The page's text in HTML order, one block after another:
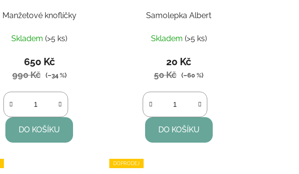
Manžetové knoflíčky
Skladem(>5 ks)
650 Kč
990 Kč (–34 %)
DO KOŠÍKU
Samolepka Albert
Skladem (>5 ks)
20 Kč
50 Kč (–60 %)
DO KOŠÍKU
DOPRODEJ